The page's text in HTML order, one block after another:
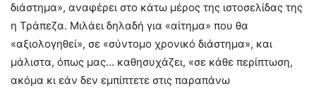
διάστημα», αναφέρει στο κάτω μέρος της ιστοσελίδας της
η Τράπεζα. Μιλάει δηλαδή για «αίτημα» που θα
«αξιολογηθεί», σε «σύντομο χρονικό διάστημα», και
μάλιστα, όπως μας… καθησυχάζει, «σε κάθε περίπτωση,
ακόμα κι εάν δεν εμπίπτετε στις παραπάνω